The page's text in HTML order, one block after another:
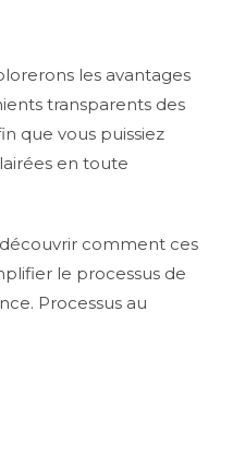
les avantages
transparents des
que vous puissiez
en toute
comment ces
le processus de
Processus au